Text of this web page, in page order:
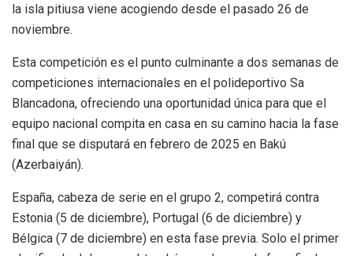
la isla pitiusa viene acogiendo desde el pasado 26 de
noviembre.
Esta competición es el punto culminante a dos semanas de
competiciones internacionales en el polideportivo Sa
Blancadona, ofreciendo una oportunidad única para que el
equipo nacional compita en casa en su camino hacia la fase
final que se disputará en febrero de 2025 en Bakú
(Azerbaiyán).
España, cabeza de serie en el grupo 2, competirá contra
Estonia (5 de diciembre), Portugal (6 de diciembre) y
Bélgica (7 de diciembre) en esta fase previa. Solo el primer